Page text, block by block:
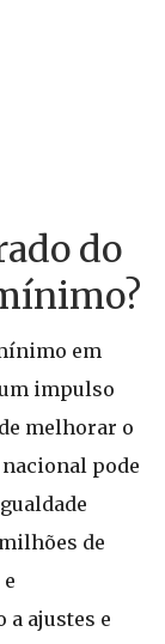
do
em
impulso
melhorar o
pode
de
a ajustes e